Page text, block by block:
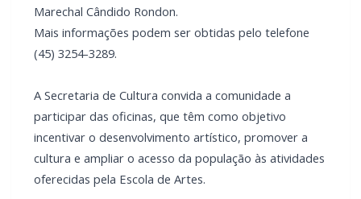
proporcionando aos participantes a oportunidade de
desenvolver habilidades como equilíbrio, coordenação
motora, expressão corporal e criatividade, por meio das
Já a oficina de Instrumento Musical – Viola é voltada para
interessados com idade mínima de 10 anos até adultos. As
aulas acontecerão na Escola de Artes, sendo necessário que